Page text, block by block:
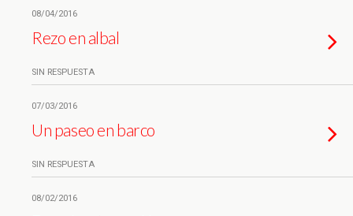
08/04/2016
Rezo en albal
SIN RESPUESTA
07/03/2016
Un paseo en barco
SIN RESPUESTA
08/02/2016